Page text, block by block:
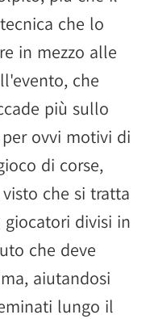
che lo
in mezzo alle
che
più sullo
ovvi motivi di
di corse,
che si tratta
divisi in
che deve
aiutandosi
lungo il